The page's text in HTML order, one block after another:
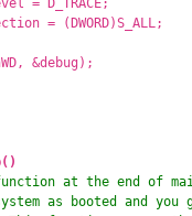
D_TRACE;
= (DWORD)S_ALL;
&debug);
at the end of
as booted and you